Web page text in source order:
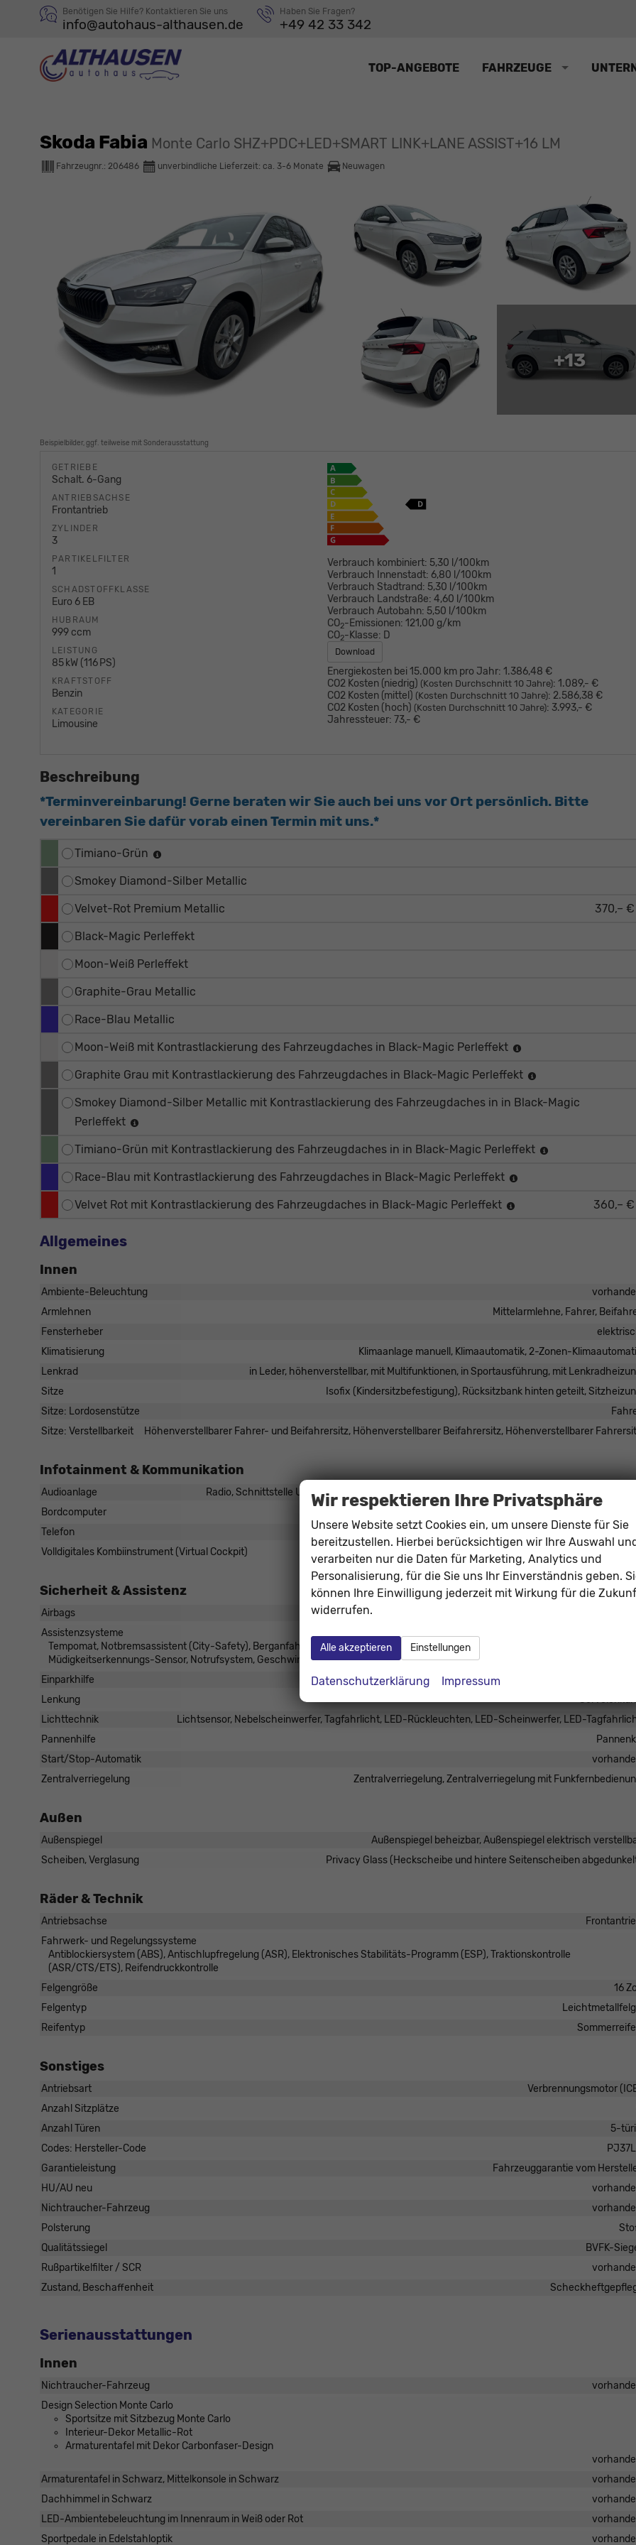
Benötigen Sie Hilfe? Kontaktieren Sie uns
info@autohaus-althausen.de
Haben Sie Fragen?
+49 42 33 342
TOP-ANGEBOTE FAHRZEUGE
Skoda Fabia Monte Carlo SHZ+PDC+LED+SMART LINK+LANE ASSIST+16 LM
Fahrzeugnr.: 206486 unverbindliche Lieferzeit: ca. 3-6 Monate Neuwagen
+13
Beispielbilder, ggf. teilweise mit Sonderausstattung
GETRIEBE
Schalt. 6-Gang
ANTRIEBSACHSE
Frontantrieb
ZYLINDER
3
PARTIKELFILTER
1
SCHADSTOFFKLASSE
Euro 6 EB
HUBRAUM
999 ccm
LEISTUNG
85 kW (116 PS)
KRAFTSTOFF
Benzin
KATEGORIE
Limousine
Verbrauch kombiniert: 5,30 l/100km
Verbrauch Innenstadt: 6,80 l/100km
Verbrauch Stadtrand: 5,30 l/100km
Verbrauch Landstraße: 4,60 l/100km
Verbrauch Autobahn: 5,50 l/100km
CO2-Emissionen: 121,00 g/km
CO2-Klasse: D
Download
Energiekosten bei 15.000 km pro Jahr: 1.386,48 €
CO2 Kosten (niedrig) (Kosten Durchschnitt 10 Jahre): 1.089,- €
CO2 Kosten (mittel) (Kosten Durchschnitt 10 Jahre): 2.586,38 €
CO2 Kosten (hoch) (Kosten Durchschnitt 10 Jahre): 3.993,- €
Jahressteuer: 73,- €
Beschreibung
*Terminvereinbarung! Gerne beraten wir Sie auch bei uns vor Ort persönlich. Bitte
vereinbaren Sie dafür vorab einen Termin mit uns.*
Timiano-Grün
Smokey Diamond-Silber Metallic
Velvet-Rot Premium Metallic 370,– €
Black-Magic Perleffekt
Moon-Weiß Perleffekt
Graphite-Grau Metallic
Race-Blau Metallic
Moon-Weiß mit Kontrastlackierung des Fahrzeugdaches in Black-Magic Perleffekt
Graphite Grau mit Kontrastlackierung des Fahrzeugdaches in Black-Magic Perleffekt
Smokey Diamond-Silber Metallic mit Kontrastlackierung des Fahrzeugdaches in in Black-Magic
Perleffekt
Timiano-Grün mit Kontrastlackierung des Fahrzeugdaches in in Black-Magic Perleffekt
Race-Blau mit Kontrastlackierung des Fahrzeugdaches in Black-Magic Perleffekt
Velvet Rot mit Kontrastlackierung des Fahrzeugdaches in Black-Magic Perleffekt 360,– €
Allgemeines
Innen
Ambiente-Beleuchtung
Armlehnen
Mittelarmlehne, Fahrer,
Fensterheber
Klimatisierung
Klimaanlage manuell, Klimaautomatik, 2-Zonen-
Lenkrad
in Leder, höhenverstellbar, mit Multifunktionen, in Sportausführung, mit
Sitze
Isofix (Kindersitzbefestigung), Rücksitzbank hinten geteilt,
Sitze: Lordosenstütze
Sitze: Verstellbarkeit
Höhenverstellbarer Fahrer- und Beifahrersitz, Höhenverstellbarer Beifahrersitz, Höhenverstellbarer
Infotainment & Kommunikation
Audioanlage
Radio, Schnittstelle USB, Digitalradio DAB, Farbdisplay, Android Auto, Apple CarPlay, Touchscreen
Bordcomputer
Telefon
Freisprecheinrichtung, Bluetooth
Volldigitales Kombiinstrument (Virtual Cockpit)
vorhanden
Sicherheit & Assistenz
Airbags
Airbag, Fenster-/Kopfairbags Vorne, Beifahrerairbag abschaltbar
Assistenzsysteme
Tempomat, Notbremsassistent (City-Safety), Berganfahrassistent, Spurhalteassistent, Verkehrzeichenerkennung,
Müdigkeitserkennungs-Sensor, Notrufsystem, Geschwindigkeitsbegrenzer
Einparkhilfe
Lenkung
Lichttechnik
Lichtsensor, Nebelscheinwerfer, Tagfahrlicht, LED-Rückleuchten, LED-Scheinwerfer, LED-
Pannenhilfe
Start/Stop-Automatik
Zentralverriegelung
Zentralverriegelung, Zentralverriegelung mit
Außen
Außenspiegel
Außenspiegel beheizbar, Außenspiegel elektrisch
Scheiben, Verglasung
Privacy Glass (Heckscheibe und hintere Seitenscheiben
Räder & Technik
Antriebsachse
Fahrwerk- und Regelungssysteme
Antiblockiersystem (ABS), Antischlupfregelung (ASR), Elektronisches Stabilitäts-Programm (ESP), Traktionskontrolle
(ASR/CTS/ETS), Reifendruckkontrolle
Felgengröße
16 Zoll
Felgentyp
Reifentyp
Sonstiges
Antriebsart
Verbrennungsmotor
Anzahl Sitzplätze
Anzahl Türen
5-
Codes: Hersteller-Code
Garantieleistung
Fahrzeuggarantie vom
HU/AU neu
Nichtraucher-Fahrzeug
Polsterung
Qualitätssiegel
BVFK-
Rußpartikelfilter / SCR
Zustand, Beschaffenheit
Serienausstattungen
Innen
Nichtraucher-Fahrzeug
Design Selection Monte Carlo
Sportsitze mit Sitzbezug Monte Carlo
Interieur-Dekor Metallic-Rot
Armaturentafel mit Dekor Carbonfaser-Design
Armaturentafel in Schwarz, Mittelkonsole in Schwarz
Dachhimmel in Schwarz
LED-Ambientebeleuchtung im Innenraum in Weiß oder Rot
Sportpedale in Edelstahloptik
Wir respektieren Ihre Privatsphäre
Unsere Website setzt Cookies ein, um unsere Dienste für Sie
bereitzustellen. Hierbei berücksichtigen wir Ihre Auswahl
verarbeiten nur die Daten für Marketing, Analytics und
Personalisierung, für die Sie uns Ihr Einverständnis geben.
können Ihre Einwilligung jederzeit mit Wirkung für die
widerrufen.
Alle akzeptieren Einstellungen
Datenschutzerklärung Impressum